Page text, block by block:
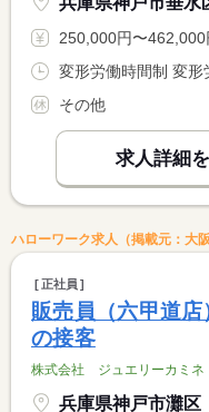
250,000円〜462,000円 ※フルタイム求人の
その他
求人詳細
ハローワーク求人（掲載元：大
正社員
販売員（六甲道
の接客
株式会社 ジュエリーカミネ
兵庫県神戸市灘区